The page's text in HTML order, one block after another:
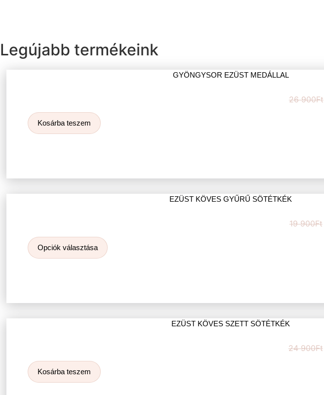
Legújabb termékeink
GYÖNGYSOR EZÜST MEDÁLLAL
26 900Ft
Kosárba teszem
EZÜST KÖVES GYŰRŰ SÖTÉTKÉK
19 900Ft
Opciók választása
EZÜST KÖVES SZETT SÖTÉTKÉK
24 900Ft
Kosárba teszem